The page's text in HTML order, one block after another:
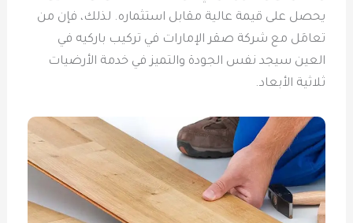
يحصل على قيمة عالية مقابل استثماره. لذلك، فإن من
تعامَل مع شركة صقر الإمارات في تركيب باركيه في
العين سيجد نفس الجودة والتميز في خدمة الأرضيات
ثلاثية الأبعاد.